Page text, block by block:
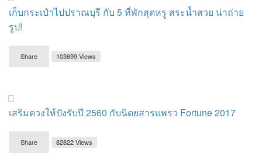
เก็บกระเป๋าไปปราณบุรี กับ 5 ที่พักสุดหรู สระน้ำสวย น่าถ่าย
รูป!
Share 103699 Views
เสริมดวงให้ปังรับปี 2560 กับนิตยสารแพรว Fortune 2017
Share 82822 Views